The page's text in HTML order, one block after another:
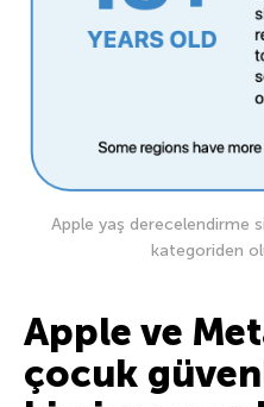
Apple yaş derecelendirme
kategoriden
Apple ve
çocuk